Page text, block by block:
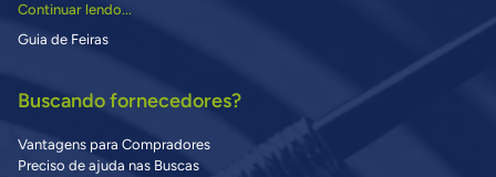
Continuar lendo...
Guia de Feiras
Buscando fornecedores?
Vantagens para Compradores
Preciso de ajuda nas Buscas